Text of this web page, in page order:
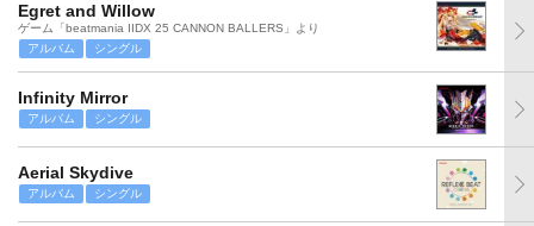
Egret and Willow
ゲーム「beatmania IIDX 25 CANNON BALLERS」より
アルバム
シングル
Infinity Mirror
アルバム シングル
Aerial Skydive
アルバム シングル